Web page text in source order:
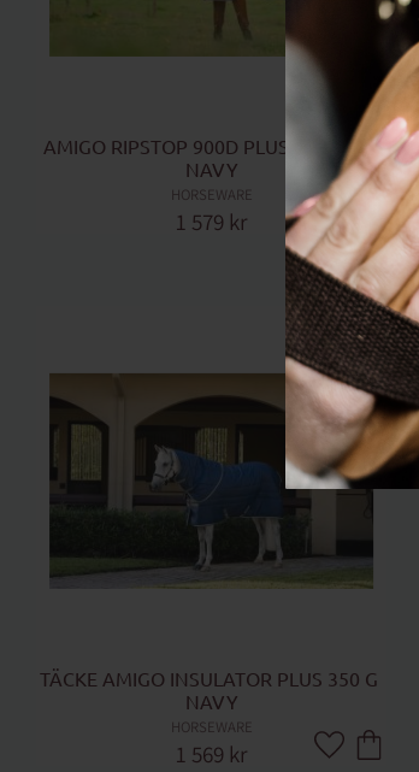
AMIGO RIPSTOP 900D PLUS 200 G TO
NAVY
HORSEWARE
1 579 kr Lägg till i
TÄCKE AMIGO INSULATOR PLUS 350 G
NAVY
HORSEWARE
1 569 kr Lägg till i